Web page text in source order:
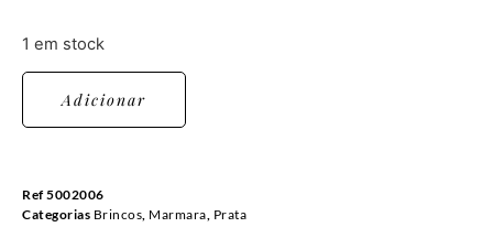
1 em stock
Adicionar
Ref5002006
Categorias Brincos, Marmara, Prata